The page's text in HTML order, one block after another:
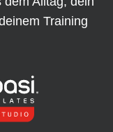
Training